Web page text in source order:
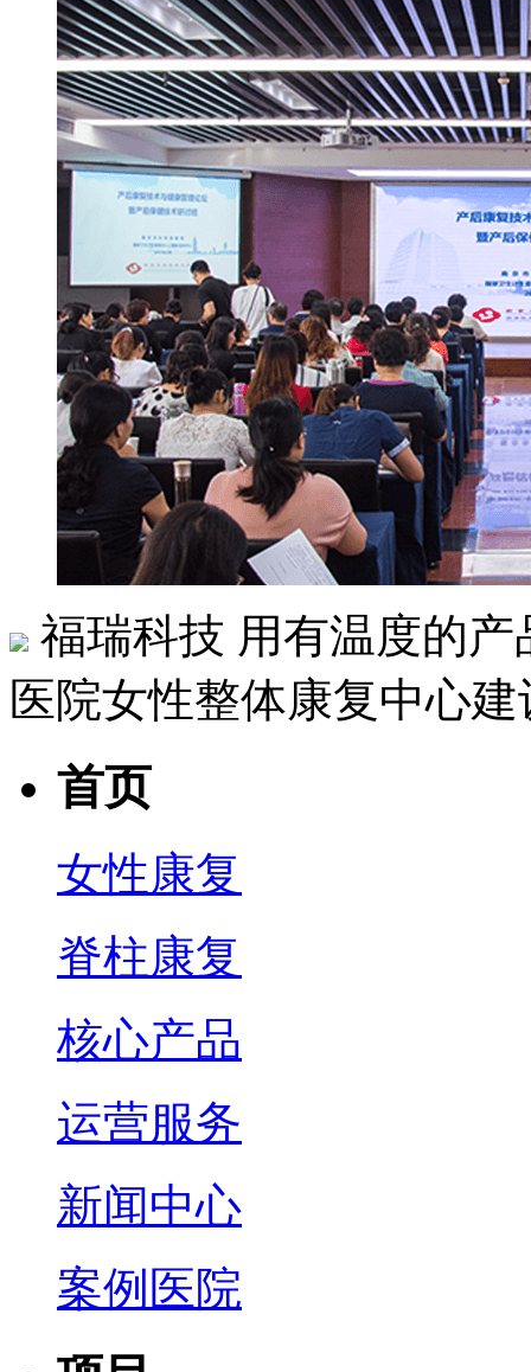
福瑞科技 用有温度的
医院女性整体康复中心
首页
女性康复
脊柱康复
核心产品
运营服务
新闻中心
案例医院